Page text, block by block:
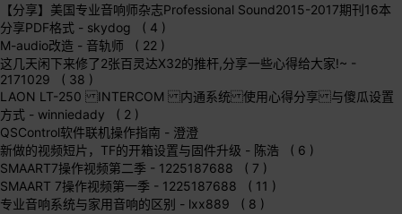
【分享】美国专业音响师杂志Professional Sound2015-2017期刊16本
分享PDF格式 - skydog ( 4 )
M-audio改造 - 音轨师 ( 22 )
这几天闲下来修了2张百灵达X32的推杆,分享一些心得给大家!~ -
2171029 ( 38 )
LAON LT-250 INTERCOM 内通系统 使用心得分享 与傻瓜设置
方式 - winniedady ( 2 )
QSControl软件联机操作指南 - 澄澄
新做的视频短片，TF的开箱设置与固件升级 - 陈浩 ( 6 )
SMAART7操作视频第二季 - 1225187688 ( 7 )
SMAART 7操作视频第一季 - 1225187688 ( 11 )
专业音响系统与家用音响的区别 - lxx889 ( 8 )